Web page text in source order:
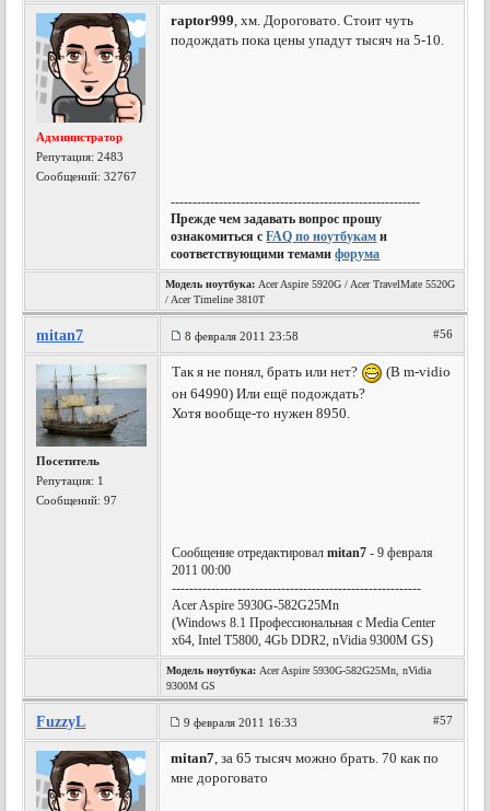
Администратор
Репутация:2483
Сообщений: 32767
raptor999, хм. Дороговато. Стоит чуть
подождать пока цены упадут тысяч на 5-10.
---------------------------------------------------------
Прежде чем задавать вопрос прошу
ознакомиться сFAQ по ноутбукам и
соответствующими темамифорума
Модель ноутбука: Acer Aspire 5920G / Acer TravelMate 5520G
/ Acer Timeline 3810T
mitan7 8 февраля 2011 23:58 #56
Посетитель
Репутация: 1
Сообщений: 97
Так я не понял, брать или нет?
(В m-vidio
он 64990) Или ещё подождать?
Хотя вообще-то нужен 8950.
Сообщение отредактировалmitan7 - 9 февраля
2011 00:00
---------------------------------------------------------
Acer Aspire 5930G-582G25Mn
(Windows 8.1 Профессиональная с Media Center
x64, Intel T5800, 4Gb DDR2, nVidia 9300M GS)
Модель ноутбука: Acer Aspire 5930G-582G25Mn, nVidia
9300M GS
FuzzyL 9 февраля 2011 16:33 #57
mitan7, за 65 тысяч можно брать. 70 как по
мне дороговато